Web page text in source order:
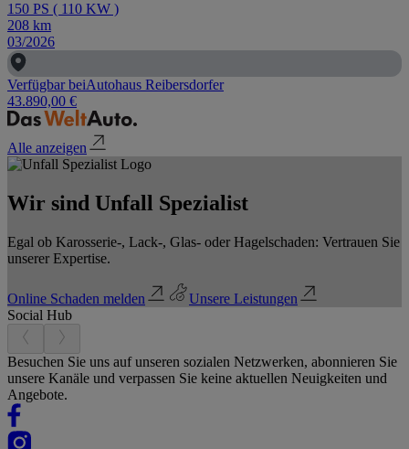
150 PS ( 110 KW )
208 km
03/2026
Verfügbar beiAutohaus Reibersdorfer
43.890,00 €
Alle anzeigen
Wir sind Unfall Spezialist
Egal ob Karosserie-, Lack-, Glas- oder Hagelschaden: Vertrauen Sie
unserer Expertise.
Online Schaden melden
Unsere Leistungen
Social Hub
Besuchen Sie uns auf unseren sozialen Netzwerken, abonnieren Sie
unsere Kanäle und verpassen Sie keine aktuellen Neuigkeiten und
Angebote.